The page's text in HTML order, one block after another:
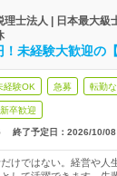
士法人 | 日本最大級
未経験大歓迎の
経験OK 急募 転勤な
卒歓迎
終了予定日： 2026/10/08
けではない。経営や人